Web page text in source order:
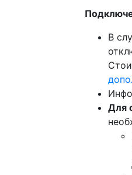
В
Для